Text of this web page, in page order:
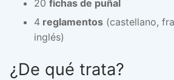
20 fichas de puñal
4 reglamentos (castellano,
inglés)
¿De qué trata?